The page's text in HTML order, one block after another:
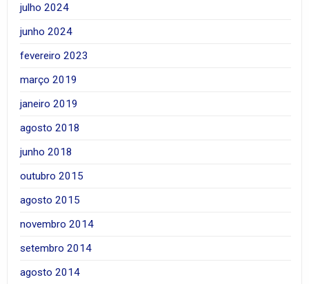
julho 2024
junho 2024
fevereiro 2023
março 2019
janeiro 2019
agosto 2018
junho 2018
outubro 2015
agosto 2015
novembro 2014
setembro 2014
agosto 2014